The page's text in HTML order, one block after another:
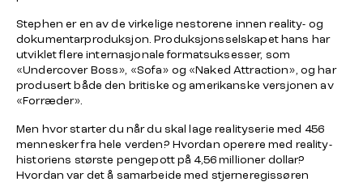
Stephen er en av de virkelige nestorene innen reality- og
dokumentarproduksjon. Produksjonsselskapet hans har
utviklet flere internasjonale formatsuksesser, som
«Undercover Boss», «Sofa» og «Naked Attraction», og har
produsert både den britiske og amerikanske versjonen av
«Forræder».
Men hvor starter du når du skal lage realityserie med 456
mennesker fra hele verden? Hvordan operere med reality-
historiens største pengepott på 4,56 millioner dollar?
Hvordan var det å samarbeide med stjerneregissøren